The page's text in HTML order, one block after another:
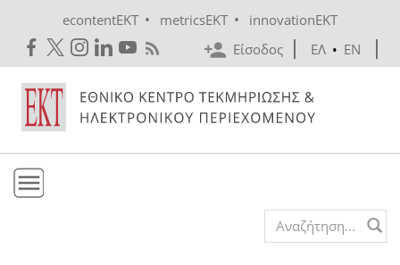
econtentEKT • metricsEKT •
innovationEKT
Είσοδος
ΕΛ • EN
Search form